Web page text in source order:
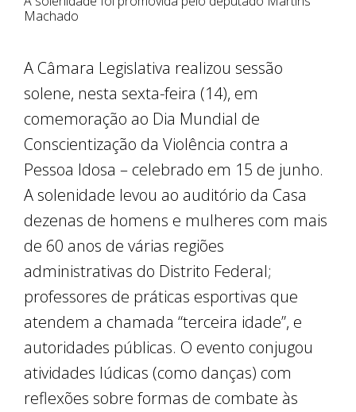
Machado
A Câmara Legislativa realizou sessão
solene, nesta sexta-feira (14), em
comemoração ao Dia Mundial de
Conscientização da Violência contra a
Pessoa Idosa – celebrado em 15 de junho.
A solenidade levou ao auditório da Casa
dezenas de homens e mulheres com mais
de 60 anos de várias regiões
administrativas do Distrito Federal;
professores de práticas esportivas que
atendem a chamada “terceira idade”, e
autoridades públicas. O evento conjugou
atividades lúdicas (como danças) com
reflexões sobre formas de combate às